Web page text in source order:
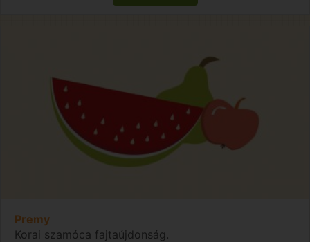
Premy
Korai szamóca fajtaújdonság.